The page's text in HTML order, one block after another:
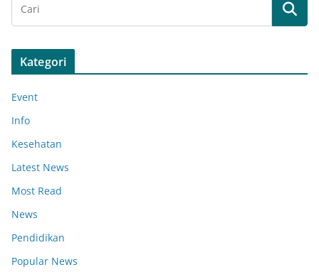
Kategori
Event
Info
Kesehatan
Latest News
Most Read
News
Pendidikan
Popular News